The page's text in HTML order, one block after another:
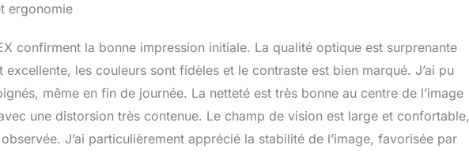
ergonomie
confirment la bonne impression initiale. La qualité optique est surprenante
les couleurs sont fidèles et le contraste est bien marqué. J’ai pu
même en fin de journée. La netteté est très bonne au centre de l’image
une distorsion très contenue. Le champ de vision est large et confortable,
J’ai particulièrement apprécié la stabilité de l’image, favorisée par